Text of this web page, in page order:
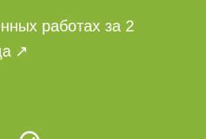
работах за 2